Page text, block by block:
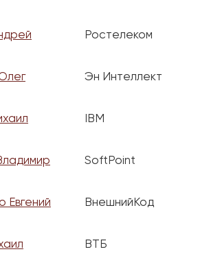
Ростелеком
Эн Интеллект
IBM
SoftPoint
Евгений ВнешнийКод
ВТБ